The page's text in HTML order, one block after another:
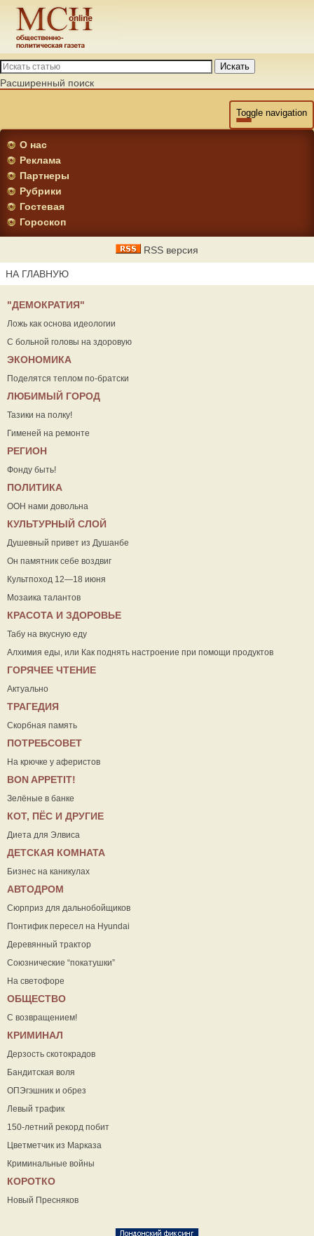
Искать
Расширенный поиск
Toggle navigation
О нас
Реклама
Партнеры
Рубрики
Гостевая
Гороскоп
RSS версия
НА ГЛАВНУЮ
"ДЕМОКРАТИЯ"
Ложь как основа идеологии
С больной головы на здоровую
ЭКОНОМИКА
Поделятся теплом по-братски
ЛЮБИМЫЙ ГОРОД
Тазики на полку!
Гименей на ремонте
РЕГИОН
Фонду быть!
ПОЛИТИКА
ООН нами довольна
КУЛЬТУРНЫЙ СЛОЙ
Душевный привет из Душанбе
Он памятник себе воздвиг
Культпоход 12—18 июня
Мозаика талантов
КРАСОТА И ЗДОРОВЬЕ
Табу на вкусную еду
Алхимия еды, или Как поднять настроение при помощи продуктов
ГОРЯЧЕЕ ЧТЕНИЕ
Актуально
ТРАГЕДИЯ
Скорбная память
ПОТРЕБСОВЕТ
На крючке у аферистов
ВON APPETIT!
Зелёные в банке
КОТ, ПЁС И ДРУГИЕ
Диета для Элвиса
ДЕТСКАЯ КОМНАТА
Бизнес на каникулах
АВТОДРОМ
Сюрприз для дальнобойщиков
Понтифик пересел на Hyundai
Деревянный трактор
Союзнические “покатушки”
На светофоре
ОБЩЕСТВО
С возвращением!
КРИМИНАЛ
Дерзость скотокрадов
Бандитская воля
ОПЭгэшник и обрез
Левый трафик
150-летний рекорд побит
Цветметчик из Марказа
Криминальные войны
КОРОТКО
Новый Пресняков